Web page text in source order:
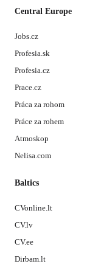
Central Europe
Jobs.cz
Profesia.sk
Profesia.cz
Prace.cz
Práca za rohom
Práce za rohem
Atmoskop
Nelisa.com
Baltics
CVonline.lt
CV.lv
CV.ee
Dirbam.lt